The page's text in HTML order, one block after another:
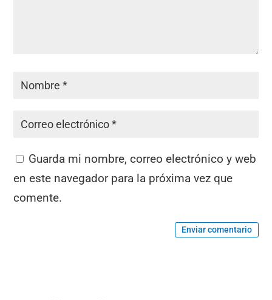
Guarda mi nombre, correo electrónico y web
en este navegador para la próxima vez que
comente.
Enviar comentario